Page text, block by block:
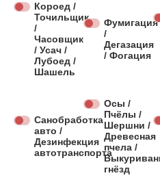
Короед /
Точильщик
/
Часовщик
/ Усач /
Лубоед /
Шашель
Фумигация
/
Дегазация
/ Фогация
Санобработка
авто /
Дезинфекция
автотранспорта
Осы /
Пчёлы /
Шершни /
Древесная
пчела /
гнёзд